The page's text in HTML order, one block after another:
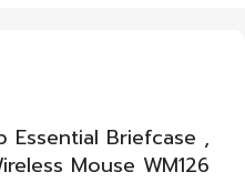
Essential Briefcase ,
Mouse WM126